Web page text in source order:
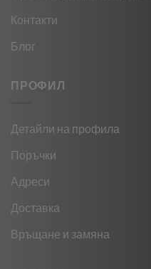
Контакти
Блог
ПРОФИЛ
Детайли на профила
Поръчки
Адреси
Доставка
Връщане и замяна